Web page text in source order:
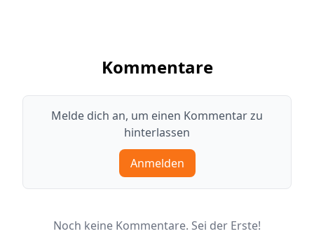
Kommentare
Melde dich an, um einen Kommentar zu
hinterlassen
Anmelden
Noch keine Kommentare. Sei der Erste!